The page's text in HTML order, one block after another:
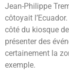
Jean-Philippe
côtoyait
côté du kiosque
présenter des
certainement la
exemple.